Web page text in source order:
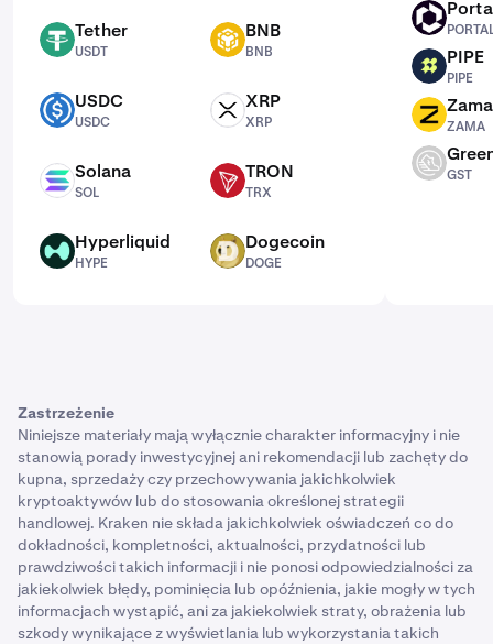
USDT Tether
USDT
BNB BNB
BNB
USDC USDC
USDC
XRP XRP
XRP
SOL Solana
SOL
TRX TRON
TRX
HYPE Hyperliquid
HYPE
DOGE Dogecoin
DOGE
PORTAL
PIPE PIPE
PIPE
ZAMA Zama
ZAMA
GST
GST
Zastrzeżenie
Niniejsze materiały mają wyłącznie charakter informacyjny i nie
stanowią porady inwestycyjnej ani rekomendacji lub zachęty do
kupna, sprzedaży czy przechowywania jakichkolwiek
kryptoaktywów lub do stosowania określonej strategii
handlowej. Kraken nie składa jakichkolwiek oświadczeń co do
dokładności, kompletności, aktualności, przydatności lub
prawdziwości takich informacji i nie ponosi odpowiedzialności za
jakiekolwiek błędy, pominięcia lub opóźnienia, jakie mogły w tych
informacjach wystąpić, ani za jakiekolwiek straty, obrażenia lub
szkody wynikające z wyświetlania lub wykorzystania takich